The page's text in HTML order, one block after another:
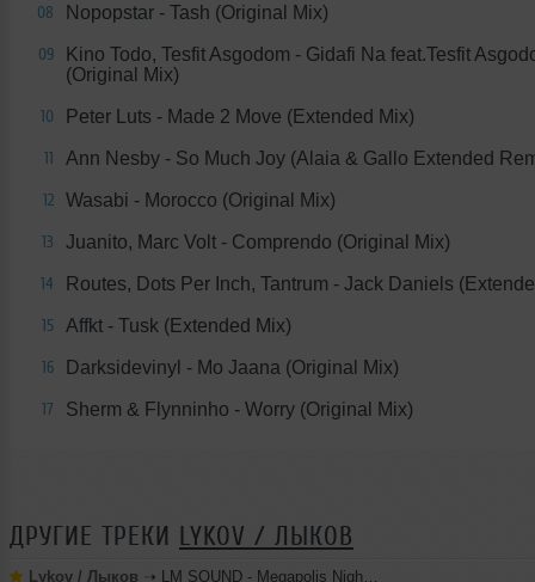
08 Nopopstar - Tash (Original Mix)
09
Kino Todo, Tesfit Asgodom - Gidafi Na feat.Tesfit
(Original Mix)
10 Peter Luts - Made 2 Move (Extended Mix)
11 Ann Nesby - So Much Joy (Alaia & Gallo Extended
12 Wasabi - Morocco (Original Mix)
13 Juanito, Marc Volt - Comprendo (Original Mix)
14 Routes, Dots Per Inch, Tantrum - Jack Daniels
15 Affkt - Tusk (Extended Mix)
16 Darksidevinyl - Mo Jaana (Original Mix)
17 Sherm & Flynninho - Worry (Original Mix)
ДРУГИЕ ТРЕКИ LYKOV / ЛЫКОВ
Lykov / Лыков ➝ LM SOUND - Megapolis Night 28.07.2026